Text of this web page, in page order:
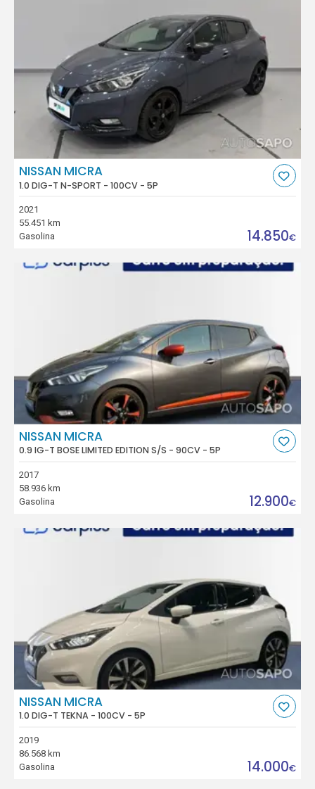
NISSAN MICRA
1.0 DIG-T N-SPORT - 100CV - 5P
2021
55.451 km
Gasolina
14.850€
NISSAN MICRA
0.9 IG-T BOSE LIMITED EDITION S/S - 90CV - 5P
2017
58.936 km
Gasolina
12.900€
NISSAN MICRA
1.0 DIG-T TEKNA - 100CV - 5P
2019
86.568 km
Gasolina
14.000€